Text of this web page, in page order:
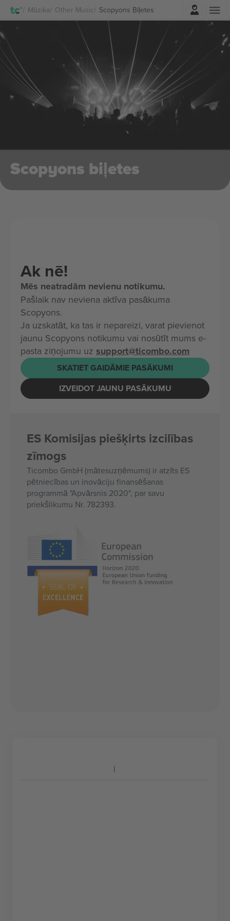
Mūzika Other Music Scopyons Biļetes
Pierakstīties
Scopyons biļetes
Ak nē!
Mēs neatradām nevienu notikumu.
Pašlaik nav neviena aktīva pasākuma
Scopyons.
Ja uzskatāt, ka tas ir nepareizi, varat pievienot
jaunu Scopyons notikumu vai nosūtīt mums e-
pasta ziņojumu uz support@ticombo.com
SKATIET GAIDĀMIE PASĀKUMI
IZVEIDOT JAUNU PASĀKUMU
ES Komisijas piešķirts izcilības
zīmogs
Ticombo GmbH (mātesuzņēmums) ir atzīts ES
pētniecības un inovāciju finansēšanas
programmā "Apvārsnis 2020", par savu
priekšlikumu Nr. 782393.